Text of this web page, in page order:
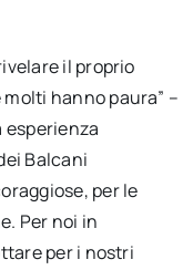
il proprio
hanno paura” –
esperienza
Balcani
per le
Per noi in
per i nostri